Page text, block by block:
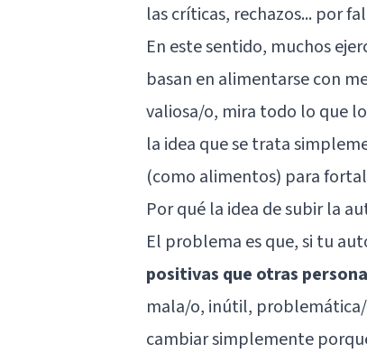
las críticas, rechazos... por
En este sentido, muchos
basan en alimentarse con
valiosa/o, mira todo lo que
la idea que se trata
(como alimentos) para
Por qué la idea de subir la
El problema es que, si tu
positivas que otras
mala/o, inútil, problemática/
cambiar simplemente